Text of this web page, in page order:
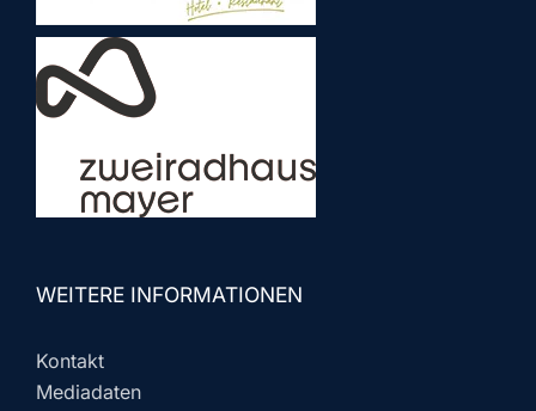
WEITERE INFORMATIONEN
Kontakt
Mediadaten